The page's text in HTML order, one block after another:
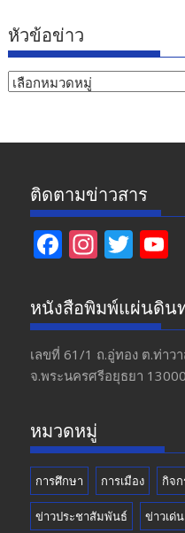
หัวข้อข่าว
หัวข้อ
ติดตามข่าวสาร
F
e
b
o
o
In
a
gr
a
m
T
itt
er T
b
หนังสือพิมพ์แผ่นดิน
เลขที่ 61/1 ถ.อู่ทอง​ ต.​ท่าว
จ.พระนครศรีอยุธยา 13000
หมวดหมู่
การศึกษา การเมือง กิจ
ข่าวประชาสัมพันธ์ ข่าวเด่